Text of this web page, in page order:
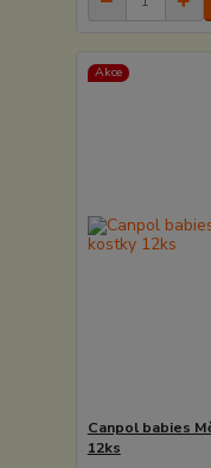
Akce
Canpol babies
12ks